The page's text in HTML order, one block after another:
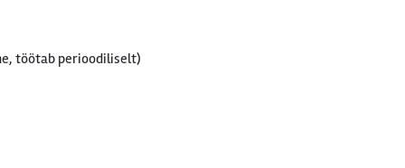
töötab perioodiliselt)